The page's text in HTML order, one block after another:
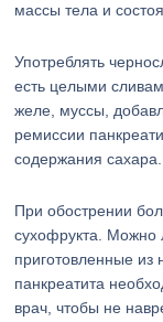
массы тела и
Употреблять
есть целыми
желе, муссы,
ремиссии
содержания сахара.
При обострении
сухофрукта. Можно
приготовленные из
панкреатита
врач, чтобы не